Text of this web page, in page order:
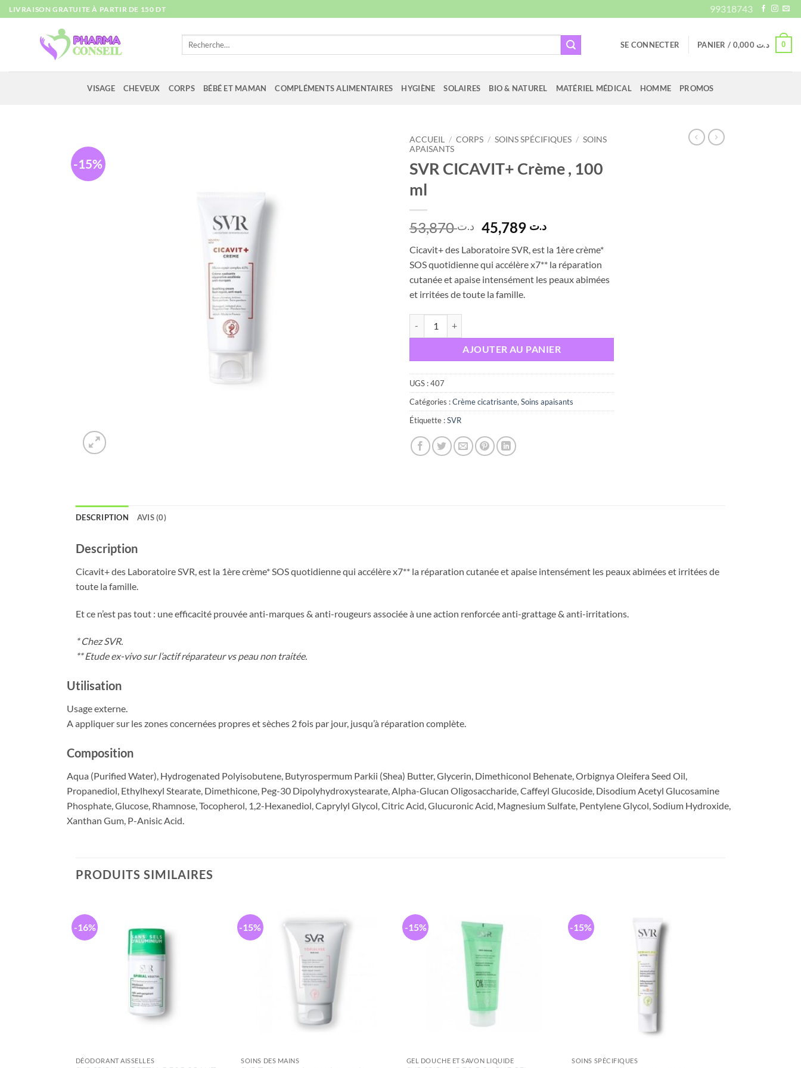
Passer
au
LIVRAISON GRATUITE À PARTIR DE 150 DT 99318743
Recherche
SE CONNECTER PANIER / د.ت 0,000 0
VISAGE CHEVEUX CORPS BÉBÉ ET MAMAN COMPLÉMENTS ALIMENTAIRES HYGIÈNE SOLAIRES BIO & NATUREL MATÉRIEL MÉDICAL HOMME PROMOS
-15%
ACCUEIL / CORPS / SOINS SPÉCIFIQUES / SOINS
APAISANTS
SVR CICAVIT+ Crème , 100
ml
د.ت53,870
Le
prix
initial
était :
د.ت 53,870.
د.تLe
actuel
est :
Cicavit+ des Laboratoire SVR, est la 1ère crème*
SOS quotidienne qui accélère x7** la réparation
cutanée et apaise intensément les peaux abimées
et irritées de toute la famille.
AJOUTER AU PANIER
UGS :407
Catégories :Crème cicatrisante, Soins apaisants
Étiquette :SVR
DESCRIPTION AVIS (0)
Description
Cicavit+ des Laboratoire SVR, est la 1ère crème* SOS quotidienne qui accélère x7** la réparation cutanée et apaise intensément les peaux abimées et irritées de
toute la famille.
Et ce n’est pas tout : une efficacité prouvée anti-marques & anti-rougeurs associée à une action renforcée anti-grattage & anti-irritations.
* Chez SVR.
** Etude ex-vivo sur l’actif réparateur vs peau non traitée.
Utilisation
Usage externe.
A appliquer sur les zones concernées propres et sèches 2 fois par jour, jusqu’à réparation complète.
Composition
Aqua (Purified Water), Hydrogenated Polyisobutene, Butyrospermum Parkii (Shea) Butter, Glycerin, Dimethiconol Behenate, Orbignya Oleifera Seed Oil,
Propanediol, Ethylhexyl Stearate, Dimethicone, Peg-30 Dipolyhydroxystearate, Alpha-Glucan Oligosaccharide, Caffeyl Glucoside, Disodium Acetyl Glucosamine
Phosphate, Glucose, Rhamnose, Tocopherol, 1,2-Hexanediol, Caprylyl Glycol, Citric Acid, Glucuronic Acid, Magnesium Sulfate, Pentylene Glycol, Sodium Hydroxide,
Xanthan Gum, P-Anisic Acid.
PRODUITS SIMILAIRES
-16%
DÉODORANT AISSELLES
-15%
SOINS DES MAINS
-15%
GEL DOUCHE ET SAVON LIQUIDE
-15%
SOINS SPÉCIFIQUES